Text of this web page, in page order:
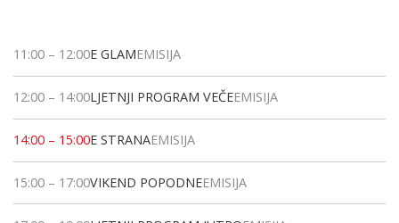
11:00 – 12:00E GLAMEMISIJA
12:00 – 14:00LJETNJI PROGRAM VEČEEMISIJA
14:00 – 15:00E STRANAEMISIJA
15:00 – 17:00VIKEND POPODNEEMISIJA